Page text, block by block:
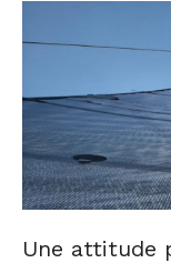
Une attitude